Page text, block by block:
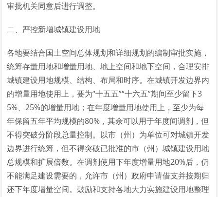
审批机关同意后进行调整。
二、严控新增城镇建设用地
各地要结合国土空间总体规划和详细规划的编制审批实施，
统筹存量用地和增量用地、地上空间和地下空间，合理安排
城镇建设用地规模、结构、布局和时序。在城镇开发边界内
的增量用地使用上，要为“十五五”“十六五”期间至少留下3
5%、25%的增量用地；在年度增量用地使用上，至少为每
年保留五年平均规模的80%，其余可以用于年度间调剂，但
不得突破分阶段总量控制。以市（州）为单位可对城镇开发
边界进行统筹，但不得突破已批准的市（州）城镇建设用地
总规模和扩展倍数。在调剂使用下年度增量用地20%后，仍
不能满足建设需要的，允许市（州）政府申请借支并按期归
还下年度增量空间。鼓励和支持各地大力实施建设用地整理